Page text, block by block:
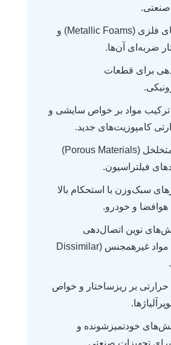
صنعتی.
تولید فوم‌های فلزی (Metallic Foams) و
ضربه‌ای آن‌ها.
برای قطعات
ترکیب مواد بر خواص سایشی و
کامپوزیت‌های جدید.
تولید مواد متخلخل (Porous Materials)
فیلتراسیون.
سبک‌وزن با استحکام بالا
هوافضا و خودرو.
نوین اتصال‌دهی
(Bonding) مواد غیرهمجنس (Dissimilar
حرارتی بر ریزساختار و خواص
خودتمیزشونده و